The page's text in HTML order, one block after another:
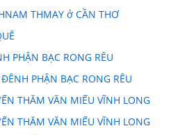
THMAY ở CẦN THƠ
PHẬN BẠC RONG RÊU
PHẬN BẠC RONG RÊU
THĂM VĂN MIẾU VĨNH LONG
THĂM VĂN MIẾU VĨNH LONG